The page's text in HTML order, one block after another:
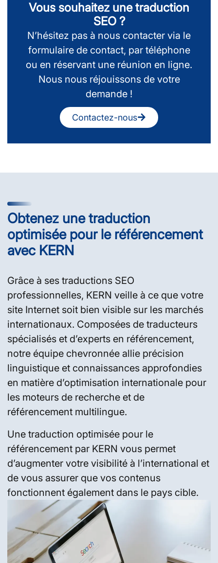
Vous souhaitez une traduction
SEO ?
N’hésitez pas à nous contacter via le
formulaire de contact, par téléphone
ou en réservant une réunion en ligne.
Nous nous réjouissons de votre
demande !
Contactez-nous
Obtenez une traduction
optimisée pour le référencement
avec KERN
Grâce à ses traductions SEO
professionnelles, KERN veille à ce que votre
site Internet soit bien visible sur les marchés
internationaux. Composées de traducteurs
spécialisés et d’experts en référencement,
notre équipe chevronnée allie précision
linguistique et connaissances approfondies
en matière d’optimisation internationale pour
les moteurs de recherche et de
référencement multilingue.
Une traduction optimisée pour le
référencement par KERN vous permet
d’augmenter votre visibilité à l’international et
de vous assurer que vos contenus
fonctionnent également dans le pays cible.